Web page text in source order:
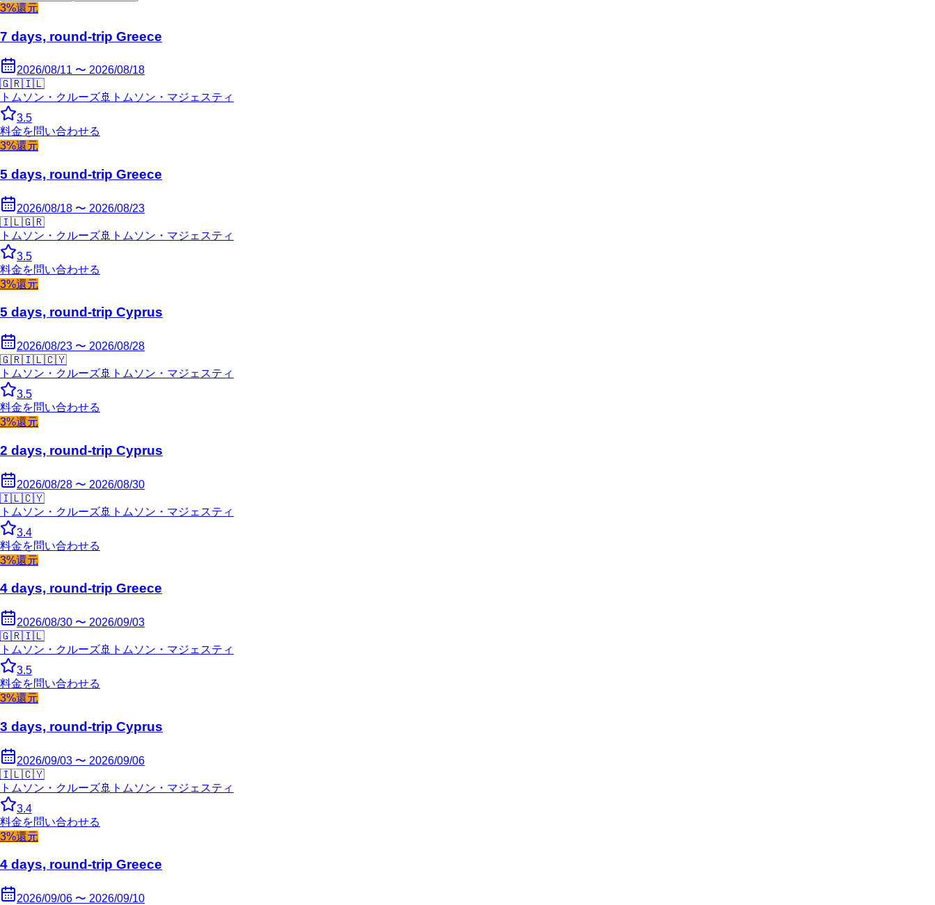
3%還元
7 days, round-trip Greece
2026/08/11 〜 2026/08/18
🇬🇷🇮🇱
トムソン・クルーズ🚢 トムソン・マジェスティ
3.5
料金を問い合わせる
3%還元
5 days, round-trip Greece
2026/08/18 〜 2026/08/23
🇮🇱🇬🇷
トムソン・クルーズ🚢 トムソン・マジェスティ
3.5
料金を問い合わせる
3%還元
5 days, round-trip Cyprus
2026/08/23 〜 2026/08/28
🇬🇷🇮🇱🇨🇾
トムソン・クルーズ🚢 トムソン・マジェスティ
3.5
料金を問い合わせる
3%還元
2 days, round-trip Cyprus
2026/08/28 〜 2026/08/30
🇮🇱🇨🇾
トムソン・クルーズ🚢 トムソン・マジェスティ
3.4
料金を問い合わせる
3%還元
4 days, round-trip Greece
2026/08/30 〜 2026/09/03
🇬🇷🇮🇱
トムソン・クルーズ🚢 トムソン・マジェスティ
3.5
料金を問い合わせる
3%還元
3 days, round-trip Cyprus
2026/09/03 〜 2026/09/06
🇮🇱🇨🇾
トムソン・クルーズ🚢 トムソン・マジェスティ
3.4
料金を問い合わせる
3%還元
4 days, round-trip Greece
2026/09/06 〜 2026/09/10